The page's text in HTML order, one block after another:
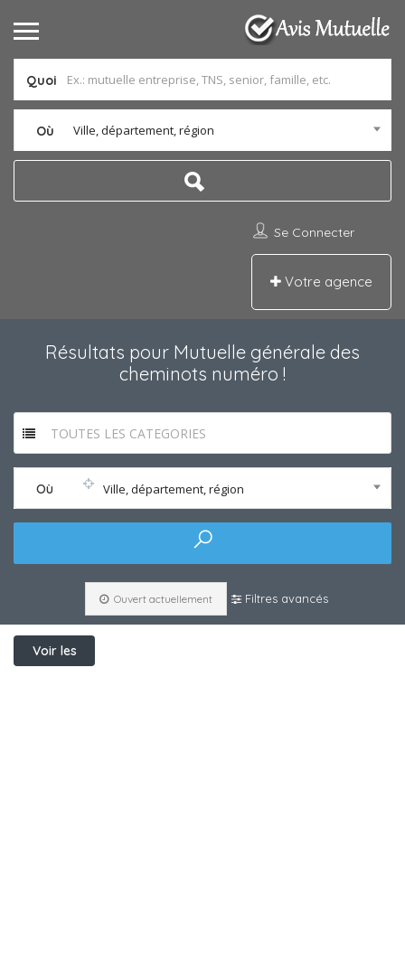
Quoi
Où Ville, département, région
Se Connecter
Votre agence
Résultats pour Mutuelle générale des
cheminots numéro !
TOUTES LES CATEGORIES
Où Ville, département, région
Ouvert actuellement Filtres avancés
Voir les